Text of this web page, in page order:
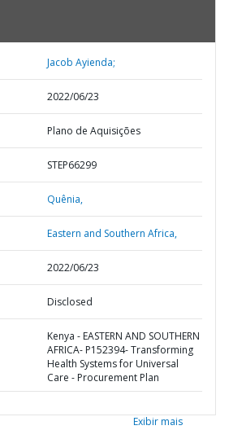
Jacob Ayienda;
2022/06/23
Plano de Aquisições
STEP66299
Quênia,
Eastern and Southern Africa,
2022/06/23
Disclosed
Kenya - EASTERN AND SOUTHERN
AFRICA- P152394- Transforming
Health Systems for Universal
Care - Procurement Plan
Exibir mais